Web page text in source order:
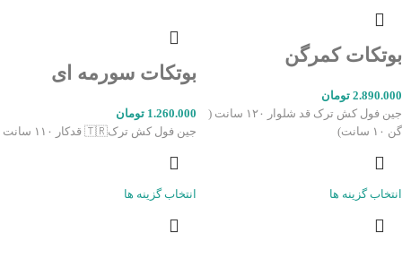
بوتکات کمرگن
2.890.000 تومان
جین فول کش ترک قد شلوار ۱۲۰ سانت (
گن ۱۰ سانت)
انتخاب گزینه ها
بوتکات سورمه ای
1.260.000 تومان
جین فول کش ترک🇹🇷 قدکار ۱۱۰ سانت
انتخاب گزینه ها